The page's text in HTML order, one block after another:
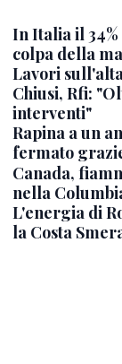
In Italia il
colpa della
Lavori
Chiusi, Rfi:
interventi"
Rapina a un
fermato
Canada,
nella
L'energia di
la Costa